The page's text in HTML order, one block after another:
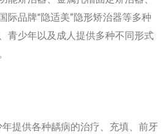
际品牌“隐适美”隐形矫治器等多种
青少年以及成人提供多种不同形式
提供各种龋病的治疗、充填、前牙